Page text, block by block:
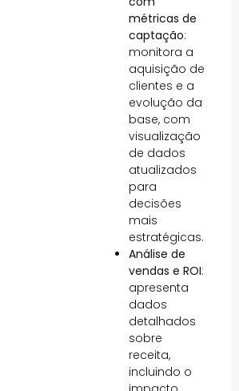
métricas de
captação:
monitora a
aquisição de
clientes e a
evolução da
base, com
visualização
de dados
atualizados
para
decisões
mais
estratégicas.
Análise de
vendas e ROI:
apresenta
dados
detalhados
sobre
receita,
incluindo o